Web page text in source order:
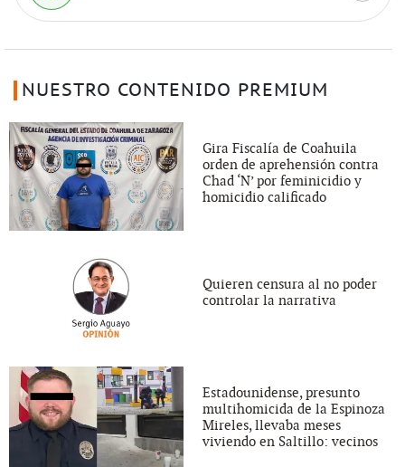
NUESTRO CONTENIDO PREMIUM
Gira Fiscalía de Coahuila
orden de aprehensión contra
Chad ‘N’ por feminicidio y
homicidio calificado
Quieren censura al no poder
controlar la narrativa
Estadounidense, presunto
multihomicida de la Espinoza
Mireles, llevaba meses
viviendo en Saltillo: vecinos